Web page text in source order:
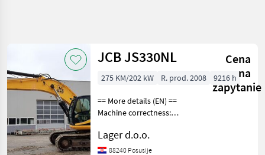
JCB JS330NL
Cena
na
zapytanie
275 KM/202 kW R. prod. 2008 9216 h
== More details (EN) ==
Machine correctness:
600 mm Hydraulic lne for
hammer/clamps rock
Lager d.o.o.
88240 Posusije